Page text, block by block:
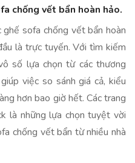
chống vết bẩn hoàn hảo.
sofa chống vết bẩn hoàn
là trực tuyến. Với tìm kiếm
số lựa chọn từ các thương
việc so sánh giá cả, kiểu
hơn bao giờ hết. Các trang
là những lựa chọn tuyệt vời
chống vết bẩn từ nhiều nhà